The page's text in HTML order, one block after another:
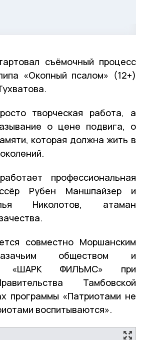
съёмочный процесс
«Окопный псалом» (12+)
творческая работа, а
о цене подвига, о
которая должна жить в
профессиональная
Рубен Маншпайзер и
Николотов, атаман
совместно Моршанским
обществом и
«ШАРК ФИЛЬМС» при
Тамбовской
программы «Патриотами не
воспитываются».